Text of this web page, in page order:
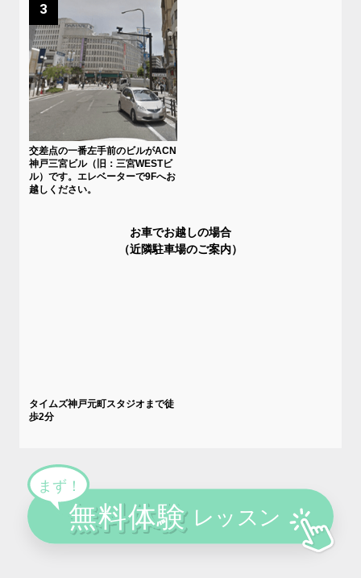
3
交差点の一番左手前のビルがACN
神戸三宮ビル（旧：三宮WESTビ
ル）です。エレベーターで9Fへお
越しください。
お車でお越しの場合
（近隣駐車場のご案内）
タイムズ神戸元町スタジオまで徒
歩2分